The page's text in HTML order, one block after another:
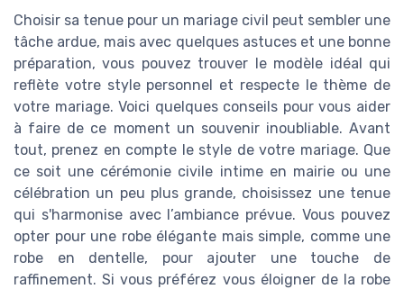
Choisir sa tenue pour un mariage civil peut sembler une
tâche ardue, mais avec quelques astuces et une bonne
préparation, vous pouvez trouver le modèle idéal qui
reflète votre style personnel et respecte le thème de
votre mariage. Voici quelques conseils pour vous aider
à faire de ce moment un souvenir inoubliable. Avant
tout, prenez en compte le style de votre mariage. Que
ce soit une cérémonie civile intime en mairie ou une
célébration un peu plus grande, choisissez une tenue
qui s'harmonise avec l’ambiance prévue. Vous pouvez
opter pour une robe élégante mais simple, comme une
robe en dentelle, pour ajouter une touche de
raffinement. Si vous préférez vous éloigner de la robe